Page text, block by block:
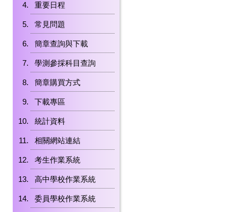
重要日程
常見問題
簡章查詢與下載
學測參採科目查詢
簡章購買方式
下載專區
統計資料
相關網站連結
考生作業系統
高中學校作業系統
委員學校作業系統